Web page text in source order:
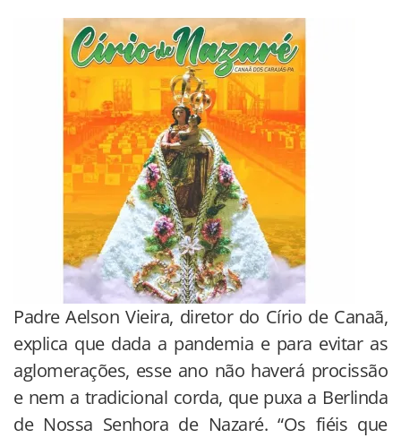
Padre Aelson Vieira, diretor do Círio de Canaã,
explica que dada a pandemia e para evitar as
aglomerações, esse ano não haverá procissão
e nem a tradicional corda, que puxa a Berlinda
de Nossa Senhora de Nazaré. “Os fiéis que